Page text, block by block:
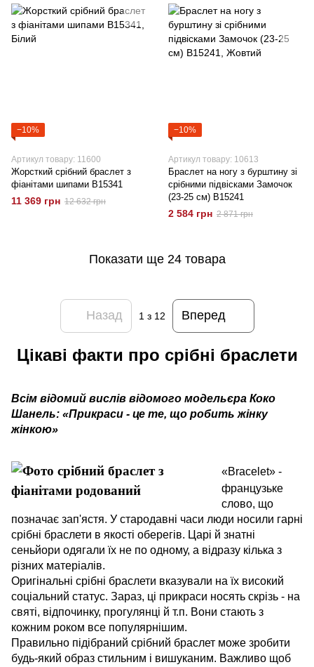
−10%
Артикул товару: 11600
Жорсткий срібний браслет з
фіанітами шипами B15341
11 369 грн 12 632 грн
−10%
Артикул товару: 10613
Браслет на ногу з бурштину зі
срібними підвісками Замочок
(23-25 ​​см) B15241
2 584 грн 2 871 грн
Показати ще 24 товара
Назад 1 з 12 Вперед
Цікаві факти про срібні браслети
Всім відомий вислів відомого модельєра Коко
Шанель: «Прикраси - це те, що робить жінку
жінкою»
«Bracelet» -
французьке
слово, що
позначає зап'ястя. У стародавні часи люди носили гарні
срібні браслети в якості оберегів. Царі й знатні
сеньйори одягали їх не по одному, а відразу кілька з
різних матеріалів.
Оригінальні срібні браслети вказували на їх високий
соціальний статус. Зараз, ці прикраси носять скрізь - на
святі, відпочинку, прогулянці й т.п. Вони стають з
кожним роком все популярнішим.
Правильно підібраний срібний браслет може зробити
будь-який образ стильним і вишуканим. Важливо щоб